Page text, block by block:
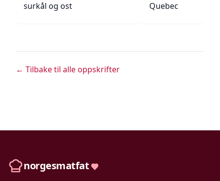
surkål og ost
Quebec
← Tilbake til alle oppskrifter
norgesmatfat